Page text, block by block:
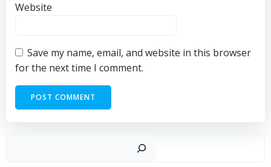
Website
Save my name, email, and website in this browser
for the next time I comment.